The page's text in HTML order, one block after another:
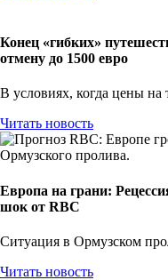
Конец «гибких»
отмену до 1500 евро
В условиях, когда цены на
Читать новость
Европа на грани:
шок от RBC
Ситуация в Ормузском
Читать новость